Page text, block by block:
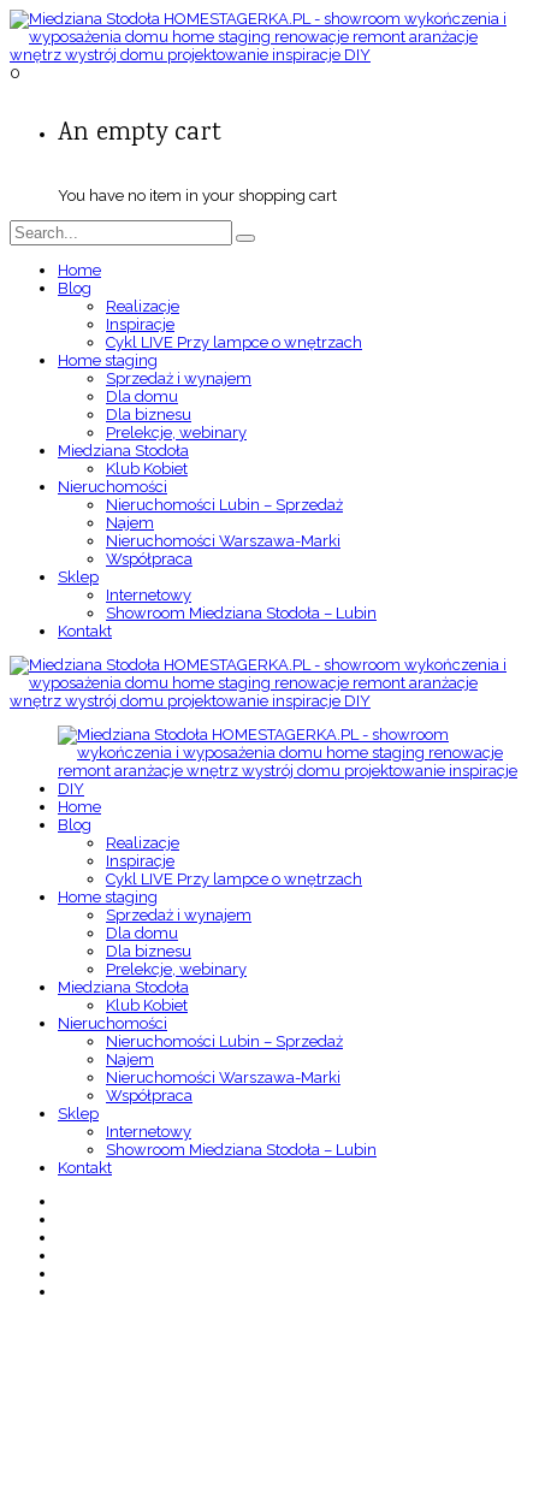
0
An empty cart
You have no item in your shopping cart
Home
Blog
Realizacje
Inspiracje
Cykl LIVE Przy lampce o wnętrzach
Home staging
Sprzedaż i wynajem
Dla domu
Dla biznesu
Prelekcje, webinary
Miedziana Stodoła
Klub Kobiet
Nieruchomości
Nieruchomości Lubin – Sprzedaż
Najem
Nieruchomości Warszawa-Marki
Współpraca
Sklep
Internetowy
Showroom Miedziana Stodoła – Lubin
Kontakt
Home
Blog
Realizacje
Inspiracje
Cykl LIVE Przy lampce o wnętrzach
Home staging
Sprzedaż i wynajem
Dla domu
Dla biznesu
Prelekcje, webinary
Miedziana Stodoła
Klub Kobiet
Nieruchomości
Nieruchomości Lubin – Sprzedaż
Najem
Nieruchomości Warszawa-Marki
Współpraca
Sklep
Internetowy
Showroom Miedziana Stodoła – Lubin
Kontakt